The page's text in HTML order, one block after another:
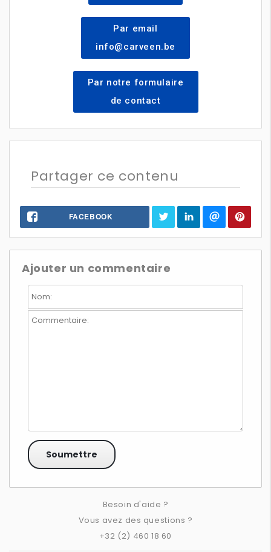
Par email
info@carveen.be
Par notre formulaire
de contact
Partager ce contenu
FACEBOOK
Ajouter un commentaire
Besoin d'aide ?
Vous avez des questions ?
+32 (2) 460 18 60